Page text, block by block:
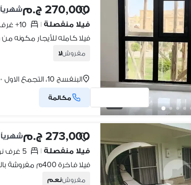
270,000 ج.م
شهرياً
فيلا منفصلة | 10+ غرف نوم
فيلا كامله للأيجار مكونه من ٦ شقق
مفروشلا
البنفسج 10، التجمع الاول •
مكالمة
273,000 ج.م
شهرياً
فيلا منفصلة | 5 غرف نوم
مفروشنعم